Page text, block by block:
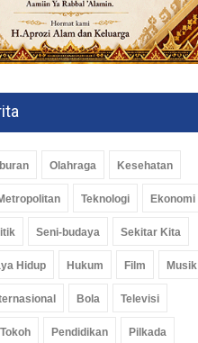
Olahraga Kesehatan
Teknologi Ekonomi
Seni-budaya Sekitar Kita
Hidup Hukum Film Musik
Bola Televisi
Tokoh Pendidikan Pilkada